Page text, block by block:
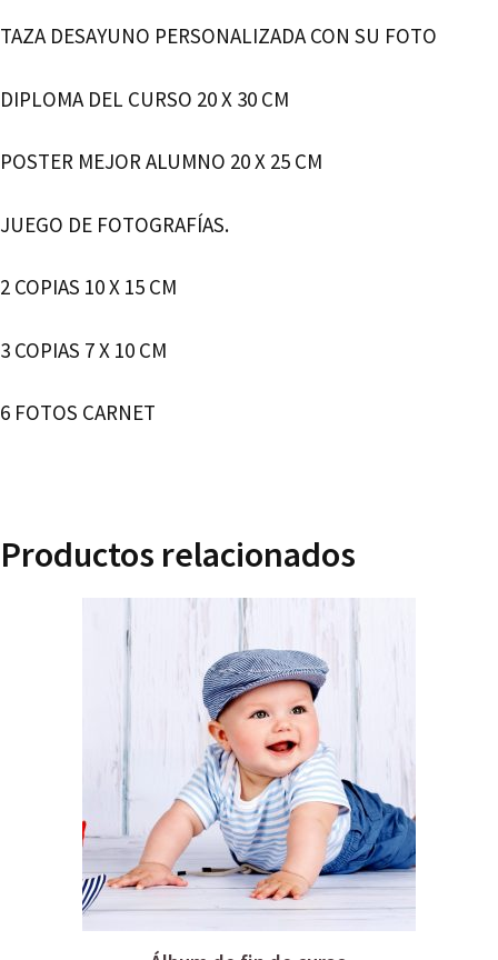
TAZA DESAYUNO PERSONALIZADA CON SU FOTO
DIPLOMA DEL CURSO 20 X 30 CM
POSTER MEJOR ALUMNO 20 X 25 CM
JUEGO DE FOTOGRAFÍAS.
2 COPIAS 10 X 15 CM
3 COPIAS 7 X 10 CM
6 FOTOS CARNET
Productos relacionados